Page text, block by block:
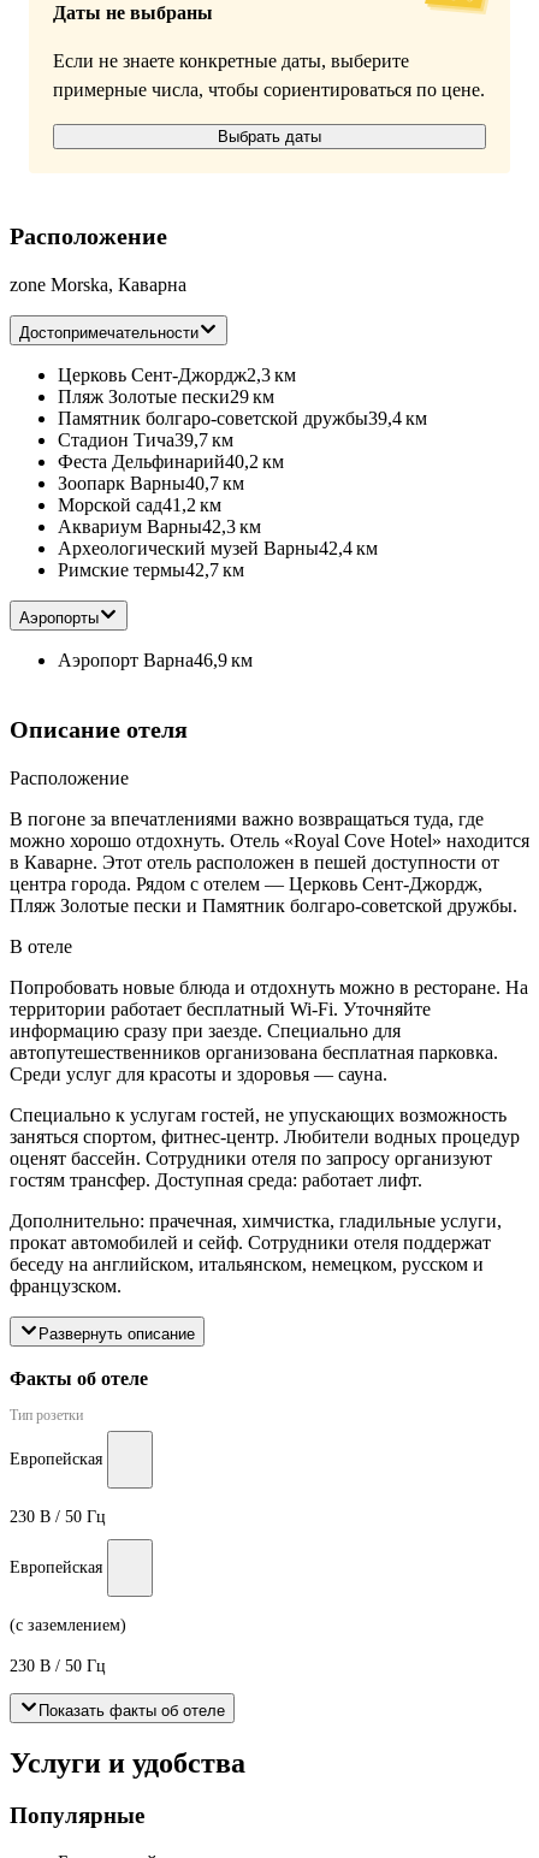
Даты не выбраны
Если не знаете конкретные даты, выберите
примерные числа, чтобы сориентироваться по цене.
Выбрать даты
Расположение
zone Morska, Каварна
Достопримечательности
Церковь Сент-Джордж2,3 км
Пляж Золотые пески29 км
Памятник болгаро-советской дружбы39,4 км
Стадион Тича39,7 км
Феста Дельфинарий40,2 км
Зоопарк Варны40,7 км
Морской сад41,2 км
Аквариум Варны42,3 км
Археологический музей Варны42,4 км
Римские термы42,7 км
Аэропорты
Аэропорт Варна46,9 км
Описание отеля
Расположение
В погоне за впечатлениями важно возвращаться туда, где
можно хорошо отдохнуть. Отель «Royal Cove Hotel» находится
в Каварне. Этот отель расположен в пешей доступности от
центра города. Рядом с отелем — Церковь Сент-Джордж,
Пляж Золотые пески и Памятник болгаро-советской дружбы.
В отеле
Попробовать новые блюда и отдохнуть можно в ресторане. На
территории работает бесплатный Wi-Fi. Уточняйте
информацию сразу при заезде. Специально для
автопутешественников организована бесплатная парковка.
Среди услуг для красоты и здоровья — сауна.
Специально к услугам гостей, не упускающих возможность
заняться спортом, фитнес-центр. Любители водных процедур
оценят бассейн. Сотрудники отеля по запросу организуют
гостям трансфер. Доступная среда: работает лифт.
Дополнительно: прачечная, химчистка, гладильные услуги,
прокат автомобилей и сейф. Сотрудники отеля поддержат
беседу на английском, итальянском, немецком, русском и
французском.
Развернуть описание
Факты об отеле
Тип розетки
Европейская
230 В / 50 Гц
Европейская
(с заземлением)
230 В / 50 Гц
Показать факты об отеле
Услуги и удобства
Популярные